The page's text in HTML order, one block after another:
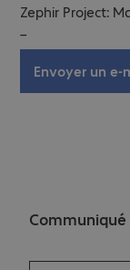
Zephir Project:
–
Envoyer un e-